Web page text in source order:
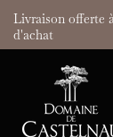
Livraison offerte
d'achat